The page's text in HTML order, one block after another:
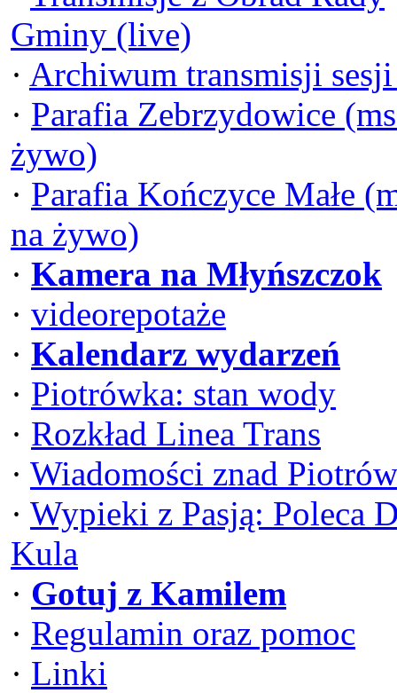
Gminy (live)
· Archiwum transmisji
· Parafia Zebrzydowice
żywo)
· Parafia Kończyce Małe
na żywo)
· Kamera na Młyńszczok
· videorepotaże
· Kalendarz wydarzeń
· Piotrówka: stan wody
· Rozkład Linea Trans
· Wiadomości znad
· Wypieki z Pasją: Poleca
Kula
· Gotuj z Kamilem
· Regulamin oraz pomoc
· Linki